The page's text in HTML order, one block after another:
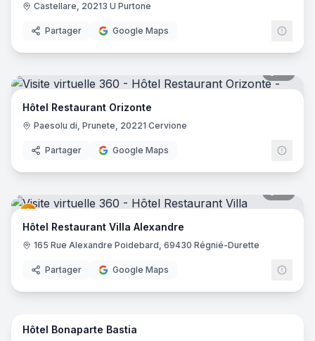
Castellare, 20213 U Purtone
Partager Google Maps
Hôtel Restaurant Orizonte
Paesolu di, Prunete, 20221 Cervione
Partager Google Maps
Hôtel Restaurant Villa Alexandre
165 Rue Alexandre Poidebard, 69430 Régnié-Durette
Partager Google Maps
21
Hôtel Bonaparte Bastia